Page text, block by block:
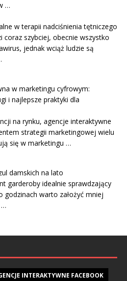
…
w terapii nadciśnienia tętniczego
coraz szybciej, obecnie wszystko
jednak wciąż ludzie są
w marketingu cyfrowym:
i najlepsze praktyki dla
na rynku, agencje interaktywne
strategii marketingowej wielu
się w marketingu …
damskich na lato
garderoby idealnie sprawdzający
godzinach warto założyć mniej
…
INTERAKTYWNE FACEBOOK